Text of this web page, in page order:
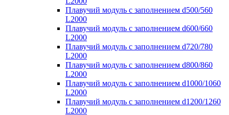
Плавучий модуль с заполнением d500/560
L2000
Плавучий модуль с заполнением d600/660
L2000
Плавучий модуль с заполнением d720/780
L2000
Плавучий модуль с заполнением d800/860
L2000
Плавучий модуль с заполнением d1000/1060
L2000
Плавучий модуль с заполнением d1200/1260
L2000